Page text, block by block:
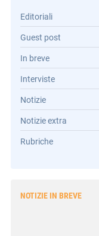
Editoriali
Guest post
In breve
Interviste
Notizie
Notizie extra
Rubriche
NOTIZIE IN BREVE